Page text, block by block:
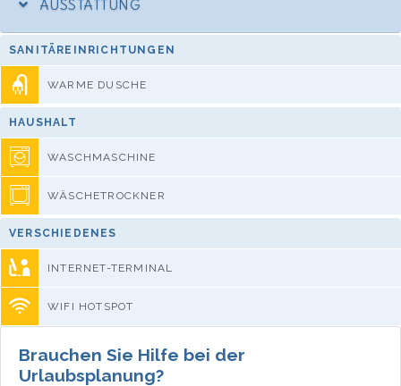
AUSSTATTUNG
SANITÄREINRICHTUNGEN
WARME DUSCHE
HAUSHALT
WASCHMASCHINE
WÄSCHETROCKNER
VERSCHIEDENES
INTERNET-TERMINAL
WIFI HOTSPOT
Brauchen Sie Hilfe bei der
Urlaubsplanung?